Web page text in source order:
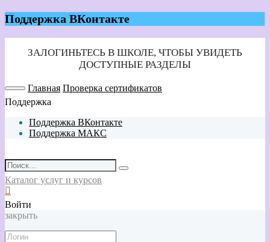
Поддержка ВКонтакте
Главная Проверка сертификатов
Поддержка
Поддержка ВКонтакте
Поддержка МАКС
Каталог услуг и курсов
Войти
закрыть